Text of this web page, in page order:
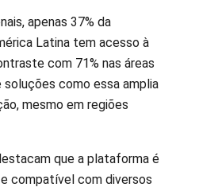
apenas 37% da
Latina tem acesso à
com 71% nas áreas
soluções como essa amplia
mesmo em regiões
que a plataforma é
compatível com diversos